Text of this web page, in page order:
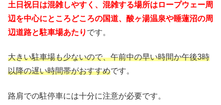
土日祝日は混雑しやすく、混雑する場所はロープウェー周
辺を中心にところどころの国道、酸ヶ湯温泉や睡蓮沼の周
辺道路と駐車場あたり です。
大きい駐車場も少ないので、午前中の早い時間か午後3時
以降の遅い時間帯がおすすめです。
路肩での駐停車には十分に注意が必要です。